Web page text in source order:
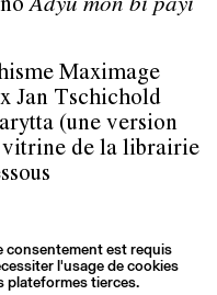
Adyu mon bi payi
Maximage
Jan Tschichold
(une version
vitrine de la librairie
consentement est requis
l'usage de cookies
plateformes tierces.